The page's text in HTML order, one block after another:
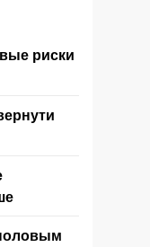
риски